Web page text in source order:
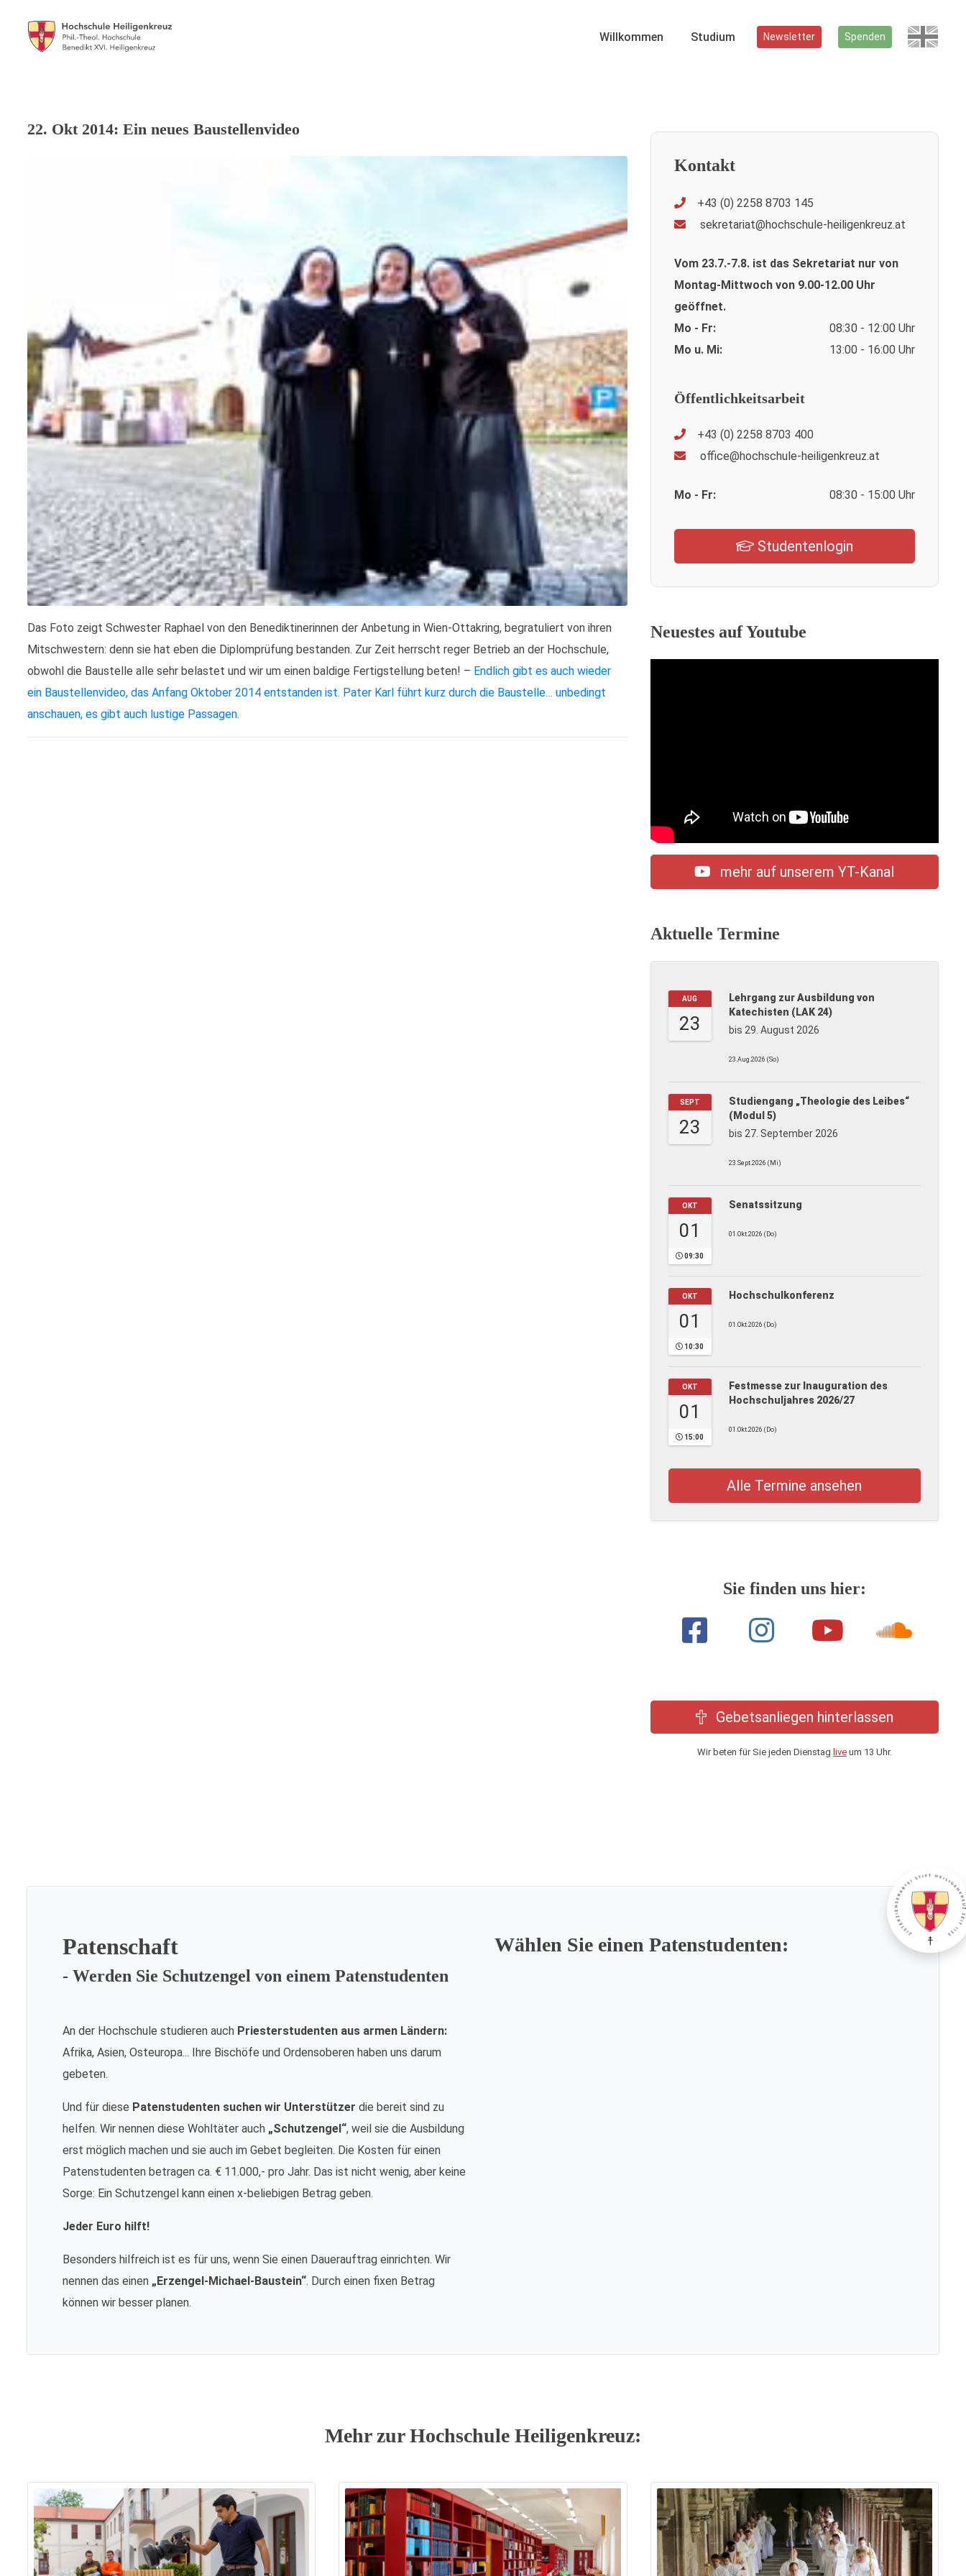
Willkommen Studium Newsletter Spenden
22. Okt 2014: Ein neues Baustellenvideo
Das Foto zeigt Schwester Raphael von den Benediktinerinnen der Anbetung in Wien-Ottakring, begratuliert von ihren
Mitschwestern: denn sie hat eben die Diplomprüfung bestanden. Zur Zeit herrscht reger Betrieb an der Hochschule,
obwohl die Baustelle alle sehr belastet und wir um einen baldige Fertigstellung beten! – Endlich gibt es auch wieder
ein Baustellenvideo, das Anfang Oktober 2014 entstanden ist. Pater Karl führt kurz durch die Baustelle… unbedingt
anschauen, es gibt auch lustige Passagen.
Kontakt
+43 (0) 2258 8703 145
sekretariat@hochschule-heiligenkreuz.at
Vom 23.7.-7.8. ist das Sekretariat nur von
Montag-Mittwoch von 9.00-12.00 Uhr
geöffnet.
Mo - Fr:
08:30 - 12:00 Uhr
Mo u. Mi:
13:00 - 16:00 Uhr
Öffentlichkeitsarbeit
+43 (0) 2258 8703 400
office@hochschule-heiligenkreuz.at
Mo - Fr: 08:30 - 15:00 Uhr
Studentenlogin
Neuestes auf Youtube
mehr auf unserem YT-Kanal
Aktuelle Termine
AUG
23
Lehrgang zur Ausbildung von
Katechisten (LAK 24)
bis 29. August 2026
23.Aug.2026 (So)
SEPT
23
Studiengang „Theologie des Leibes“
(Modul 5)
bis 27. September 2026
23.Sept.2026 (Mi)
OKT
01
09:30
Senatssitzung
01.Okt.2026 (Do)
OKT
01
10:30
Hochschulkonferenz
01.Okt.2026 (Do)
OKT
01
15:00
Festmesse zur Inauguration des
Hochschuljahres 2026/27
01.Okt.2026 (Do)
Alle Termine ansehen
Sie finden uns hier:
Gebetsanliegen hinterlassen
Wir beten für Sie jeden Dienstag liveum 13 Uhr.
Patenschaft
- Werden Sie Schutzengel von einem Patenstudenten
An der Hochschule studieren auch Priesterstudenten aus armen Ländern:
Afrika, Asien, Osteuropa... Ihre Bischöfe und Ordensoberen haben uns darum
gebeten.
Und für diese Patenstudenten suchen wir Unterstützer die bereit sind zu
helfen. Wir nennen diese Wohltäter auch „Schutzengel“, weil sie die Ausbildung
erst möglich machen und sie auch im Gebet begleiten. Die Kosten für einen
Patenstudenten betragen ca. € 11.000,- pro Jahr. Das ist nicht wenig, aber keine
Sorge: Ein Schutzengel kann einen x-beliebigen Betrag geben.
Jeder Euro hilft!
Besonders hilfreich ist es für uns, wenn Sie einen Dauerauftrag einrichten. Wir
nennen das einen „Erzengel-Michael-Baustein“. Durch einen fixen Betrag
können wir besser planen.
Wählen Sie einen Patenstudenten:
Mehr zur Hochschule Heiligenkreuz: